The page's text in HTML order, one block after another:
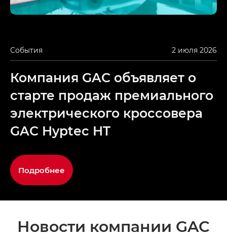
События 2 июля 2026
Компания GAC объявляет о
старте продаж премиального
электрического кроссовера
GAC Hyptec HT
Подробнее
Новости компании GAC